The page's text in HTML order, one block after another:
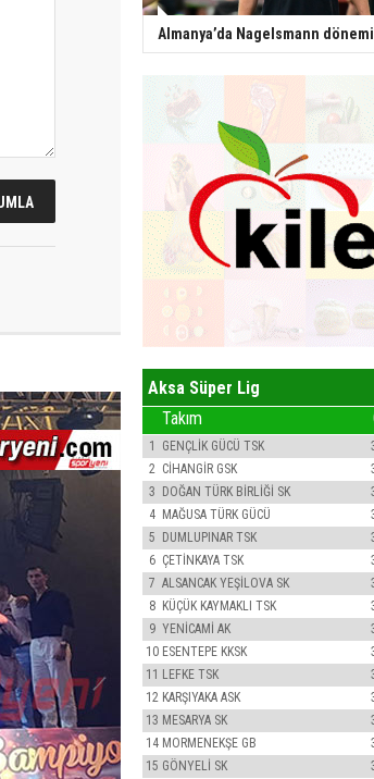
Almanya’da Nagelsmann
Aksa Süper Lig
Takım
1 GENÇLİK GÜCÜ TSK
2 CİHANGİR GSK
3 DOĞAN TÜRK BİRLİĞİ SK
4 MAĞUSA TÜRK GÜCÜ
5 DUMLUPINAR TSK
6 ÇETİNKAYA TSK
7 ALSANCAK YEŞİLOVA SK
8 KÜÇÜK KAYMAKLI TSK
9 YENİCAMİ AK
10 ESENTEPE KKSK
11 LEFKE TSK
12 KARŞIYAKA ASK
13 MESARYA SK
14 MORMENEKŞE GB
15 GÖNYELİ SK